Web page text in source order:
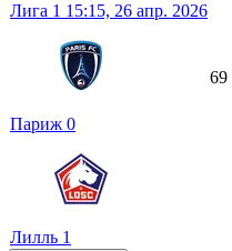
Лига 1 15:15, 26 апр. 2026
Париж 0
Лилль 1
69